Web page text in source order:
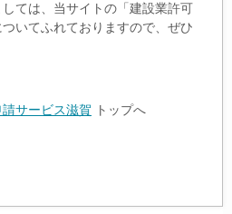
ては、当サイトの「建設業許可
いてふれておりますので、ぜひ
サービス滋賀 トップへ